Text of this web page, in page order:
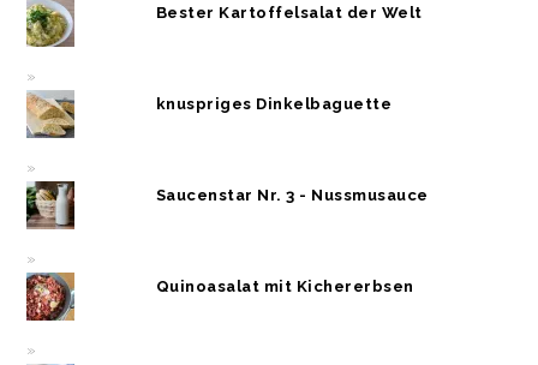
Bester Kartoffelsalat der Welt
knuspriges Dinkelbaguette
Saucenstar Nr. 3 - Nussmusauce
Quinoasalat mit Kichererbsen